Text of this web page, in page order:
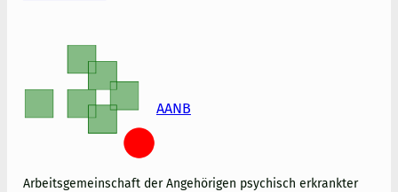
AANB
Arbeitsgemeinschaft der Angehörigen psychisch erkrankter